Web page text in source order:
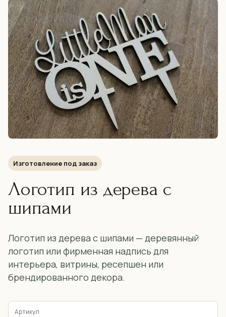
Изготовление под заказ
Логотип из дерева с
шипами
Логотип из дерева с шипами — деревянный
логотип или фирменная надпись для
интерьера, витрины, ресепшен или
брендированного декора.
Артикул